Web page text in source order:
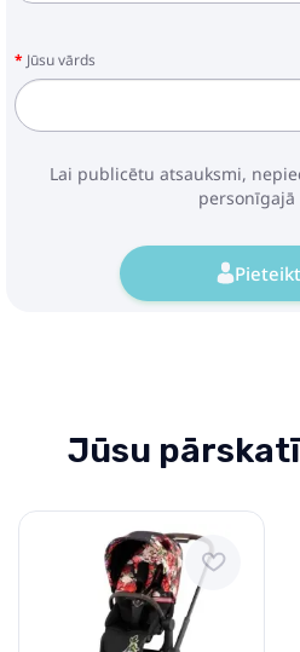
Jūsu vārds
Lai publicētu atsauksmi,
personīgajā
Jūsu